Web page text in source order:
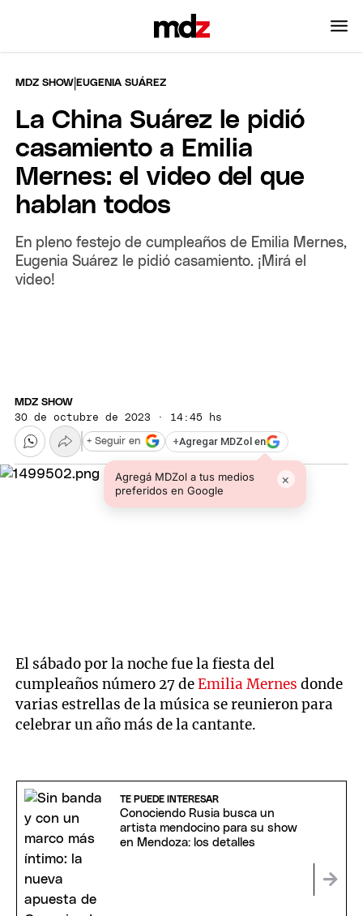
MDZ SHOW |EUGENIA SUÁREZ
La China Suárez le pidió
casamiento a Emilia
Mernes: el video del que
hablan todos
En pleno festejo de cumpleaños de Emilia Mernes,
Eugenia Suárez le pidió casamiento. ¡Mirá el
video!
MDZ SHOW
30 de octubre de 2023 · 14:45 hs
+Agregar MDZol en
Agregá MDZol a tus medios
preferidos en Google
×
+ Seguir en
El sábado por la noche fue la fiesta del
cumpleaños número 27 deEmilia Mernes donde
varias estrellas de la música se reunieron para
celebrar un año más de la cantante.
TE PUEDE INTERESAR
Conociendo Rusia busca un
artista mendocino para su show
en Mendoza: los detalles